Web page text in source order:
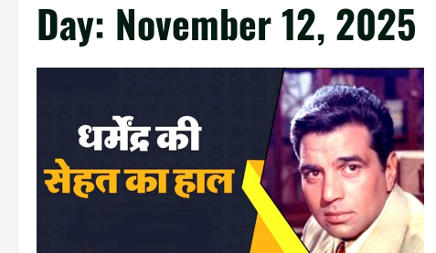
Day: November 12, 2025